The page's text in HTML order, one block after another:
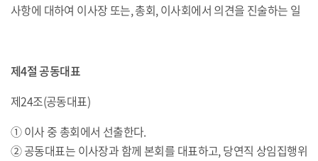
사항에 대하여 이사장 또는, 총회, 이사회에서 의견을 진술하는 일
제4절 공동대표
제24조(공동대표)
① 이사 중 총회에서 선출한다.
② 공동대표는 이사장과 함께 본회를 대표하고, 당연직 상임집행위